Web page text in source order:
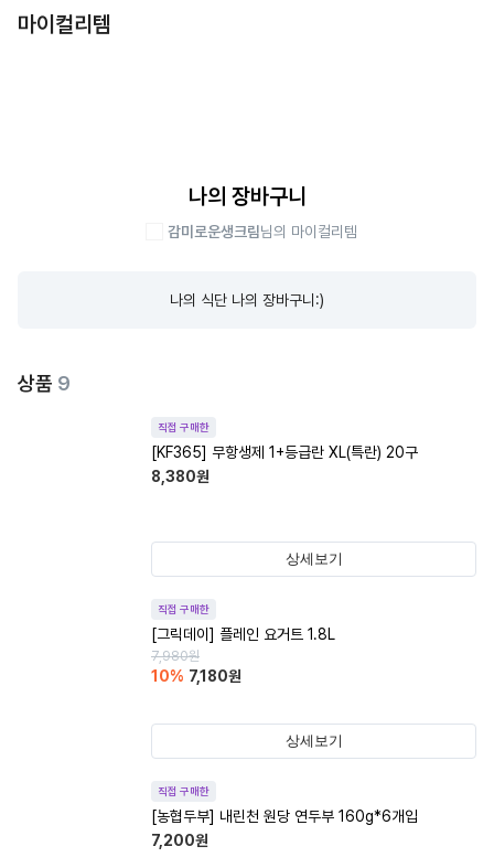
마이컬리템
나의 장바구니
감미로운생크림님의 마이컬리템
나의 식단 나의 장바구니:)
상품 9
직접 구매한
[KF365] 무항생제 1+등급란 XL(특란) 20구
8,380원
상세보기
직접 구매한
[그릭데이] 플레인 요거트 1.8L
7,980원
10% 7,180원
상세보기
직접 구매한
[농협두부] 내린천 원당 연두부 160g*6개입
7,200원